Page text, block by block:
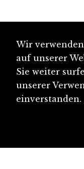
Wir
auf unserer
Sie weiter
unserer
einverstanden.